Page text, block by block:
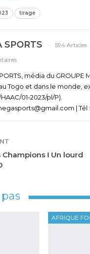
tirage
SPORTS 594 Articles
média du GROUPE
Togo et dans le monde,
01-2023/pl/P).
| Tél
I Un lourd
AFRIQUE